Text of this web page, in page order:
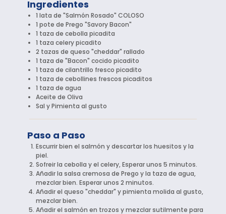
Ingredientes
1 lata de "Salmón Rosado" COLOSO
1 pote de Prego "Savory Bacon"
1 taza de cebolla picadita
1 taza celery picadito
2 tazas de queso "cheddar" rallado
1 taza de "Bacon" cocido picadito
1 taza de cilantrillo fresco picadito
1 taza de cebollines frescos picaditos
1 taza de agua
Aceite de Oliva
Sal y Pimienta al gusto
Paso a Paso
Escurrir bien el salmón y descartar los huesitos y la
piel.
Sofreir la cebolla y el celery, Esperar unos 5 minutos.
Añadir la salsa cremosa de Prego y la taza de agua,
mezclar bien. Esperar unos 2 minutos.
Añadir el queso "cheddar" y pimienta molida al gusto,
mezclar bien.
Añadir el salmón en trozos y mezclar sutilmente para